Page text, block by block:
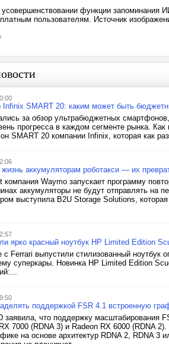
функции запоминания
пользователям. Источник
Infinix SMART 20: каким может быть
за обзор ультрабюджетных
прогресса в каждом сегменте рынка.
SMART 20 компании Infinix, которая как
аккумуляторам роботакси — их
Waymo запускает программу
аккумуляторы не будут отправлять на
выступила B2U Storage Solutions,
ярко красный ноутбук HP Limited Edition
Ferrari выпустили стилизованный ноутбук
суперкары. Новинка HP Limited Edition
поддержкой FSR 4.1 встроенную
заявила, что поддержку масштабирования
7000 (RDNA 3) и Radeon RX 6000 (RDNA
на основе архитектур RDNA 2, RDNA